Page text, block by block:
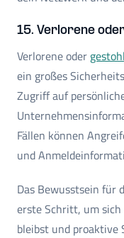
15. Verlorene
Verlorene oder
ein großes
Zugriff auf
Fällen können
und
Das Bewusstsein für
erste Schritt, um sich
bleibst und proaktive